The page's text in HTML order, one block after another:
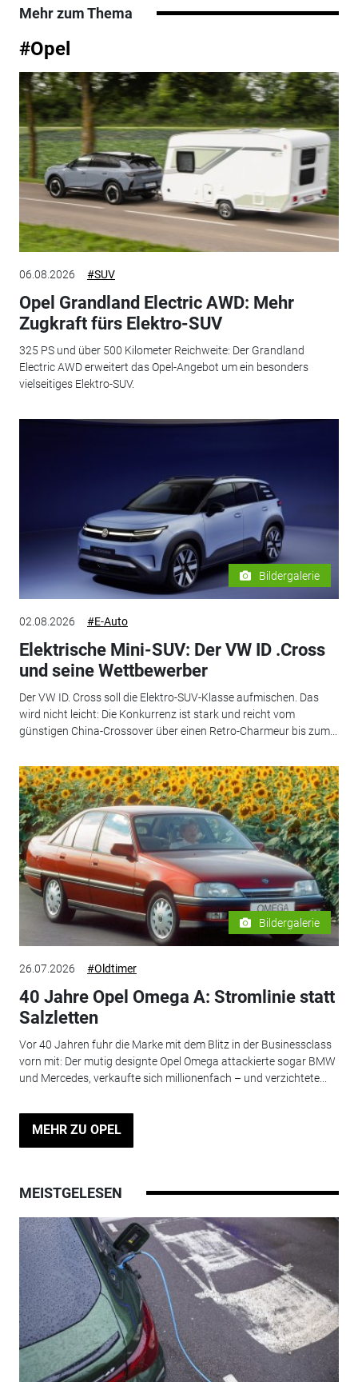
Mehr zum Thema
#Opel
06.08.2026 #SUV
Opel Grandland Electric AWD: Mehr
Zugkraft fürs Elektro-SUV
325 PS und über 500 Kilometer Reichweite: Der Grandland
Electric AWD erweitert das Opel-Angebot um ein besonders
vielseitiges Elektro-SUV.
Bildergalerie
02.08.2026 #E-Auto
Elektrische Mini-SUV: Der VW ID .Cross
und seine Wettbewerber
Der VW ID. Cross soll die Elektro-SUV-Klasse aufmischen. Das
wird nicht leicht: Die Konkurrenz ist stark und reicht vom
günstigen China-Crossover über einen Retro-Charmeur bis zum...
Bildergalerie
26.07.2026 #Oldtimer
40 Jahre Opel Omega A: Stromlinie statt
Salzletten
Vor 40 Jahren fuhr die Marke mit dem Blitz in der Businessclass
vorn mit: Der mutig designte Opel Omega attackierte sogar BMW
und Mercedes, verkaufte sich millionenfach – und verzichtete...
MEHR ZU OPEL
MEISTGELESEN